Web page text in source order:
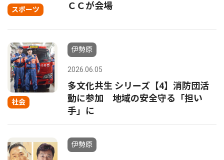
スポーツ
ＣＣが会場
社会
伊勢原
2026.06.05
多文化共生 シリーズ【4】消防団活
動に参加 地域の安全守る「担い
手」に
伊勢原